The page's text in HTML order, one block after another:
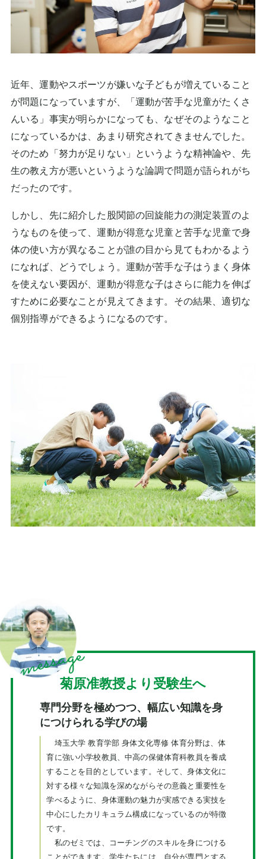
近年、運動やスポーツが嫌いな子どもが増えていること
が問題になっていますが、「運動が苦手な児童がたくさ
んいる」事実が明らかになっても、なぜそのようなこと
になっているかは、あまり研究されてきませんでした。
そのため「努力が足りない」というような精神論や、先
生の教え方が悪いというような論調で問題が語られがち
だったのです。
しかし、先に紹介した股関節の回旋能力の測定装置のよ
うなものを使って、運動が得意な児童と苦手な児童で身
体の使い方が異なることが誰の目から見てもわかるよう
になれば、どうでしょう。運動が苦手な子はうまく身体
を使えない要因が、運動が得意な子はさらに能力を伸ば
すために必要なことが見えてきます。その結果、適切な
個別指導ができるようになるのです。
菊原准教授より受験生へ
専門分野を極めつつ、幅広い知識を身
につけられる学びの場
埼玉大学 教育学部 身体文化専修 体育分野は、体
育に強い小学校教員、中高の保健体育科教員を養成
することを目的としています。そして、身体文化に
対する様々な知識を深めながらその意義と重要性を
学べるように、身体運動の魅力が実感できる実技を
中心にしたカリキュラム構成になっているのが特徴
です。
私のゼミでは、コーチングのスキルを身につける
ことができます。学生たちには、自分が専門とする